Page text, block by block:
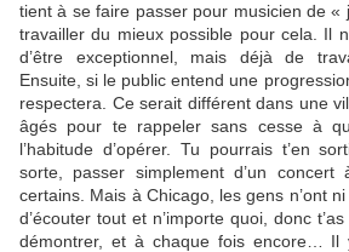
tient à se faire passer pour musicien de «
travailler du mieux possible pour cela. Il
d’être exceptionnel, mais déjà de
Ensuite, si le public entend une
respectera. Ce serait différent dans une
âgés pour te rappeler sans cesse à
l’habitude d’opérer. Tu pourrais t’en
sorte, passer simplement d’un
certains. Mais à Chicago, les gens n’ont
d’écouter tout et n’importe quoi, donc
démontrer, et à chaque fois encore… Il